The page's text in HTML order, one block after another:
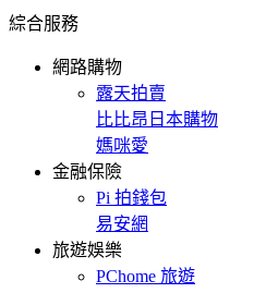
綜合服務
網路購物
露天拍賣
比比昂日本購物
媽咪愛
金融保險
Pi 拍錢包
易安網
旅遊娛樂
PChome 旅遊